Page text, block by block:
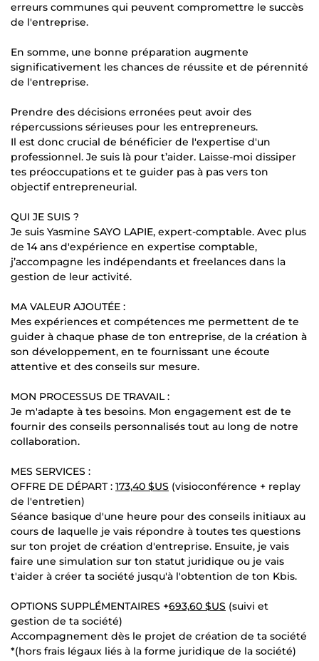
erreurs communes qui peuvent compromettre le succès
de l'entreprise.
En somme, une bonne préparation augmente
significativement les chances de réussite et de pérennité
de l'entreprise.
Prendre des décisions erronées peut avoir des
répercussions sérieuses pour les entrepreneurs.
Il est donc crucial de bénéficier de l'expertise d'un
professionnel. Je suis là pour t’aider. Laisse-moi dissiper
tes préoccupations et te guider pas à pas vers ton
objectif entrepreneurial.
QUI JE SUIS ?
Je suis Yasmine SAYO LAPIE, expert-comptable. Avec plus
de 14 ans d'expérience en expertise comptable,
j’accompagne les indépendants et freelances dans la
gestion de leur activité.
MA VALEUR AJOUTÉE :
Mes expériences et compétences me permettent de te
guider à chaque phase de ton entreprise, de la création à
son développement, en te fournissant une écoute
attentive et des conseils sur mesure.
MON PROCESSUS DE TRAVAIL :
Je m'adapte à tes besoins. Mon engagement est de te
fournir des conseils personnalisés tout au long de notre
collaboration.
MES SERVICES :
OFFRE DE DÉPART : 173,40 $US (visioconférence + replay
de l'entretien)
Séance basique d'une heure pour des conseils initiaux au
cours de laquelle je vais répondre à toutes tes questions
sur ton projet de création d'entreprise. Ensuite, je vais
faire une simulation sur ton statut juridique ou je vais
t'aider à créer ta société jusqu'à l'obtention de ton Kbis.
OPTIONS SUPPLÉMENTAIRES +693,60 $US (suivi et
gestion de ta société)
Accompagnement dès le projet de création de ta société
*(hors frais légaux liés à la forme juridique de la société)